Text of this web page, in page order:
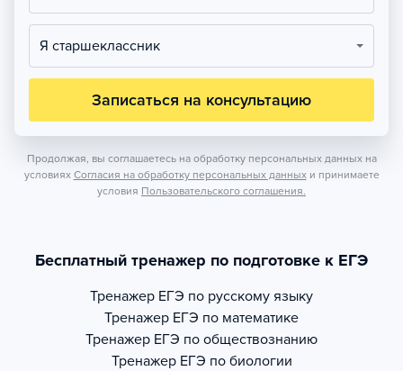
Я старшеклассник
Записаться на консультацию
Продолжая, вы соглашаетесь на обработку персональных данных на
условиях Согласия на обработку персональных данных и принимаете
условия Пользовательского соглашения.
Бесплатный тренажер по подготовке к ЕГЭ
Тренажер ЕГЭ по русскому языку
Тренажер ЕГЭ по математике
Тренажер ЕГЭ по обществознанию
Тренажер ЕГЭ по биологии